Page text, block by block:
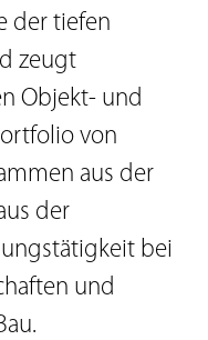
der tiefen
zeugt
Objekt- und
von
aus der
der
bei
und